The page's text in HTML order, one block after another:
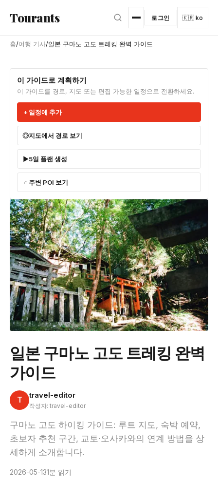
Tourants 로그인 🇰🇷 ko
홈/여행 기사/일본 구마노 고도 트레킹 완벽 가이드
이 가이드로 계획하기
이 가이드를 경로, 지도 또는 편집 가능한 일정으로 전환하세요.
일정에 추가
지도에서 경로 보기
5일 플랜 생성
주변 POI 보기
일본 구마노 고도 트레킹 완벽
가이드
T travel-editor
작성자: travel-editor
구마노 고도 하이킹 가이드: 루트 지도, 숙박 예약,
초보자 추천 구간, 교토·오사카와의 연계 방법을 상
세하게 소개합니다.
2026-05-131분 읽기